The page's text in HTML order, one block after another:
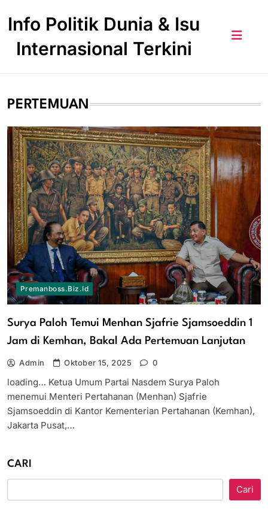
Info Politik Dunia & Isu
Internasional Terkini
PERTEMUAN
Premanboss.biz.id
Surya Paloh Temui Menhan Sjafrie Sjamsoeddin 1
Jam di Kemhan, Bakal Ada Pertemuan Lanjutan
Admin Oktober 15, 2025 0
loading… Ketua Umum Partai Nasdem Surya Paloh
menemui Menteri Pertahanan (Menhan) Sjafrie
Sjamsoeddin di Kantor Kementerian Pertahanan (Kemhan),
Jakarta Pusat,…
CARI
Cari